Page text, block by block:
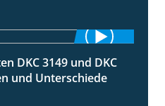
1:56
DKC 3149 und DKC
und Unterschiede